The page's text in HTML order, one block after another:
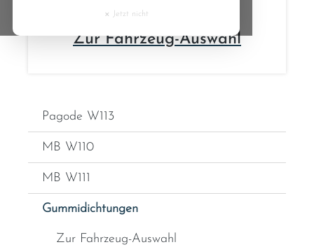
Pagode W113
MB W110
MB W111
Gummidichtungen
Zur Fahrzeug-Auswahl
Zur Fahrzeug-Auswahl
Czech Republic
Estonia
Finland
France
× Jetzt nicht